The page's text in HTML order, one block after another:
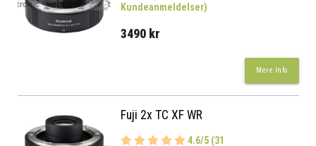
Kundeanmeldelser)
3490 kr
Mere Info
Fuji 2x TC XF WR
4.6/5 (31